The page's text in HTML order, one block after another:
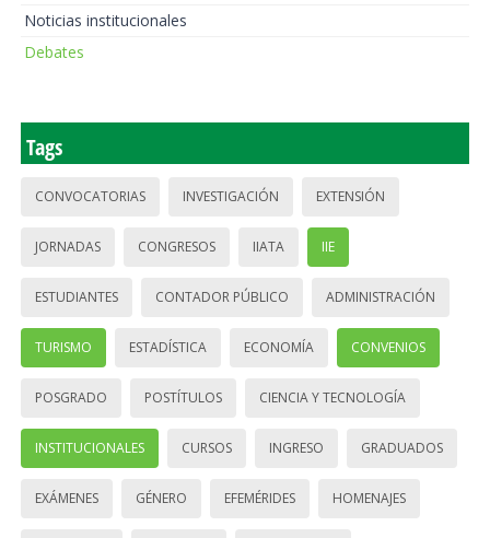
Noticias institucionales
Debates
Tags
CONVOCATORIAS INVESTIGACIÓN EXTENSIÓN
JORNADAS CONGRESOS IIATA IIE
ESTUDIANTES CONTADOR PÚBLICO ADMINISTRACIÓN
TURISMO ESTADÍSTICA ECONOMÍA CONVENIOS
POSGRADO POSTÍTULOS CIENCIA Y TECNOLOGÍA
INSTITUCIONALES CURSOS INGRESO GRADUADOS
EXÁMENES GÉNERO EFEMÉRIDES HOMENAJES